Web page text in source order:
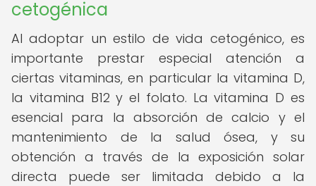
cetogénica
Al adoptar un estilo de vida cetogénico, es
importante prestar especial atención a
ciertas vitaminas, en particular la vitamina D,
la vitamina B12 y el folato. La vitamina D es
esencial para la absorción de calcio y el
mantenimiento de la salud ósea, y su
obtención a través de la exposición solar
directa puede ser limitada debido a la